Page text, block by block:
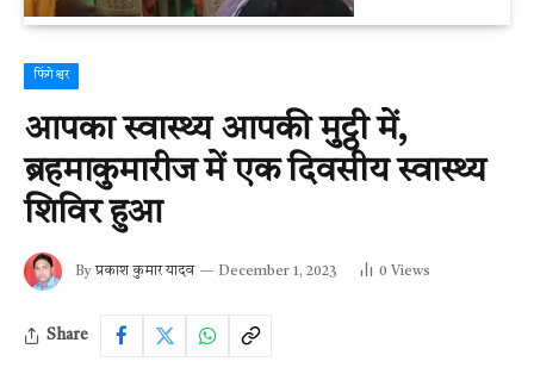
फिंगेश्वर
आपका स्वास्थ्य आपकी मुट्ठी में,
ब्रहमाकुमारीज में एक दिवसीय स्वास्थ्य
शिविर हुआ
By प्रकाश कुमार यादव December 1, 2023 0 Views
Share